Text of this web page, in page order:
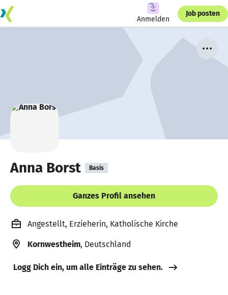
Anmelden
Job posten
Anna Borst Basis
Ganzes Profil ansehen
Angestellt, Erzieherin, Katholische Kirche
Kornwestheim, Deutschland
Logg Dich ein, um alle Einträge zu sehen.